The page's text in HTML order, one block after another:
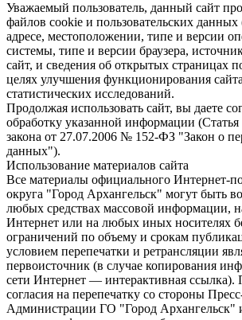
Уважаемый пользователь, данный сайт
файлов cookie и пользовательских
адресе, местоположении, типе и версии
системы, типе и версии браузера,
сайт, и сведения об открытых страницах
целях улучшения функционирования
статистических исследований.
Продолжая использовать сайт, вы даете
обработку указанной информации
закона от 27.07.2006 № 152-ФЗ "Закон о
данных").
Использование материалов сайта
Все материалы официального Интернет-
округа "Город Архангельск" могут быть
любых средствах массовой информации,
Интернет или на любых иных носителях
ограничений по объему и срокам
условием перепечатки и ретрансляции
первоисточник (в случае копирования
сети Интернет — интерактивная ссылка).
согласия на перепечатку со стороны
Администрации ГО "Город Архангельск"